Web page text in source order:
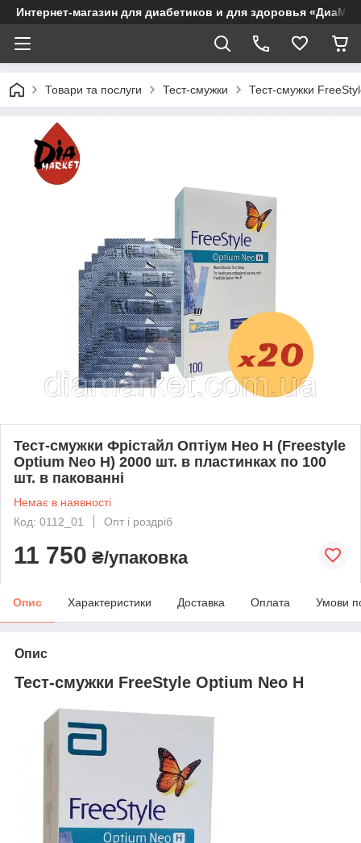
Интернет-магазин для диабетиков и для здоровья
Товари та послуги Тест-смужки Тест-смужки
Тест-смужки Фрістайл Оптіум Нео Н (Freestyle
Optium Neo H) 2000 шт. в пластинках по 100
шт. в пакованні
Немає в наявності
Код: 0112_01
Опт і роздріб
11 750 ₴/упаковка
Опис Характеристики Доставка Оплата Умови
Опис
Тест-смужки FreeStyle Optium Neo H